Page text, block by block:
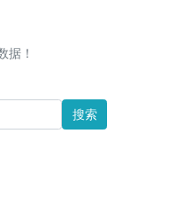
据！
搜索